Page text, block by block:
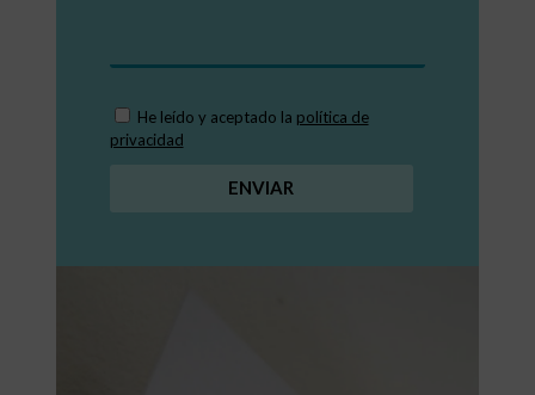
He leído y aceptado la política de
privacidad
ENVIAR